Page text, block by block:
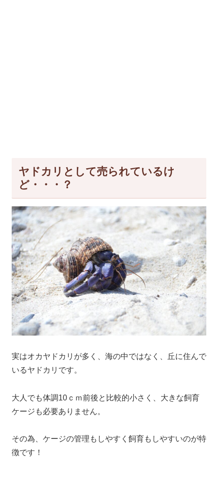
ヤドカリとして売られているけ
ど・・・？
実はオカヤドカリが多く、海の中ではなく、丘に住んで
いるヤドカリです。
大人でも体調10ｃｍ前後と比較的小さく、大きな飼育
ケージも必要ありません。
その為、ケージの管理もしやすく飼育もしやすいのが特
徴です！